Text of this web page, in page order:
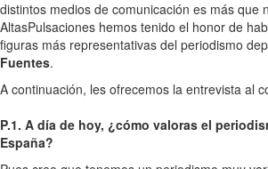
distintos medios de comunicación es más que
AltasPulsaciones hemos tenido el honor de
figuras más representativas del periodismo
Fuentes.
A continuación, les ofrecemos la entrevista al
P.1. A día de hoy, ¿cómo valoras el
España?